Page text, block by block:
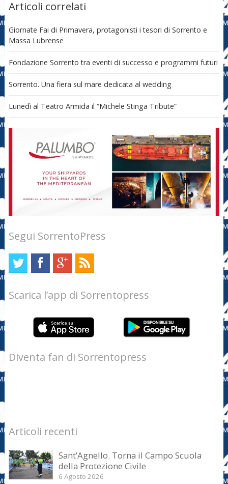
Articoli correlati
Giornate Fai di Primavera, protagonisti i tesori di Sorrento e
Massa Lubrense
Fondazione Sorrento tra eventi di successo e programmi futuri
Sorrento. Una fiera sul mare dedicata al wedding
Lunedì al Teatro Armida il “Michele Stinga Tribute”
Segui SorrentoPress
Scarica l’app di Sorrentopress
Diventa fan di Sorrentopress
Articoli recenti
Sant’Agnello. Torna il Campo Scuola
della Protezione Civile
6 Agosto 2026